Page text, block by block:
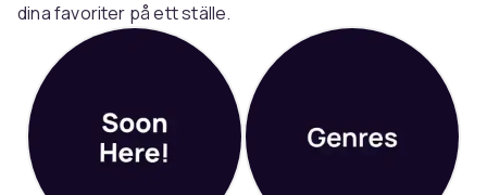
dina favoriter på ett ställe.